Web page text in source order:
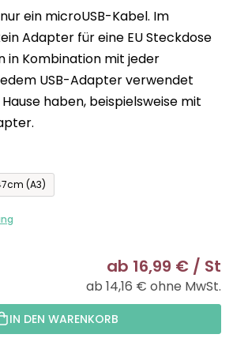
ein microUSB-Kabel. Im
Adapter für eine EU Steckdose
in Kombination mit jeder
USB-Adapter verwendet
haben, beispielsweise mit
(A3)
ab 16,99 € / St
ab 14,16 € ohne MwSt.
IN DEN WARENKORB